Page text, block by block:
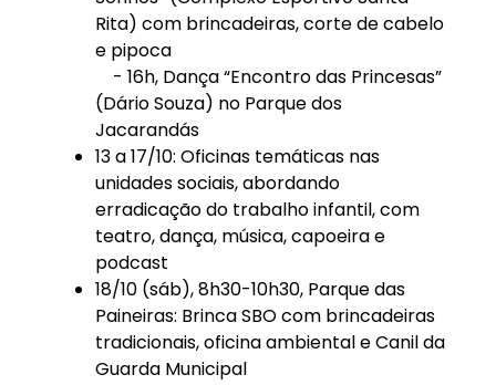
Rita) com brincadeiras, corte de cabelo
e pipoca
- 16h, Dança “Encontro das Princesas”
(Dário Souza) no Parque dos
Jacarandás
13 a 17/10: Oficinas temáticas nas
unidades sociais, abordando
erradicação do trabalho infantil, com
teatro, dança, música, capoeira e
podcast
18/10 (sáb), 8h30-10h30, Parque das
Paineiras: Brinca SBO com brincadeiras
tradicionais, oficina ambiental e Canil da
Guarda Municipal